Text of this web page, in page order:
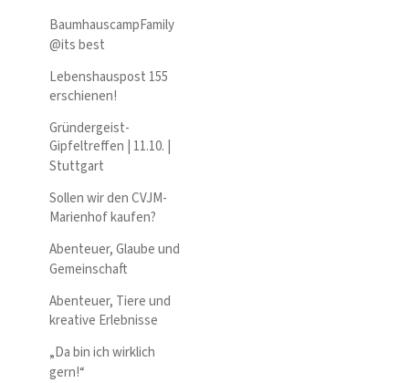
BaumhauscampFamily
@its best
Lebenshauspost 155
erschienen!
Gründergeist-
Gipfeltreffen | 11.10. |
Stuttgart
Sollen wir den CVJM-
Marienhof kaufen?
Abenteuer, Glaube und
Gemeinschaft
Abenteuer, Tiere und
kreative Erlebnisse
„Da bin ich wirklich
gern!“